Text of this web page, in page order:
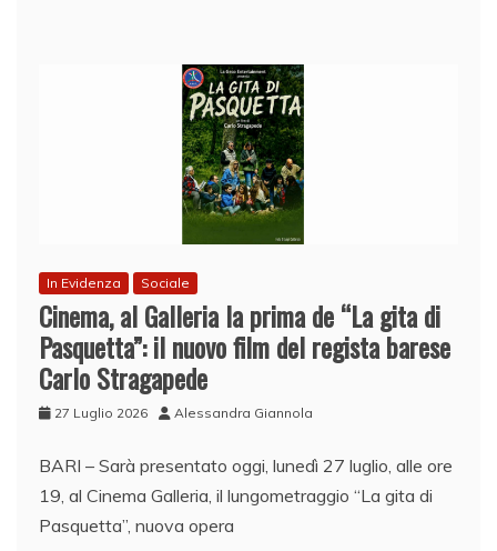
In Evidenza Sociale
Cinema, al Galleria la prima de “La gita di
Pasquetta”: il nuovo film del regista barese
Carlo Stragapede
27 Luglio 2026 Alessandra Giannola
BARI – Sarà presentato oggi, lunedì 27 luglio, alle ore
19, al Cinema Galleria, il lungometraggio “La gita di
Pasquetta”, nuova opera